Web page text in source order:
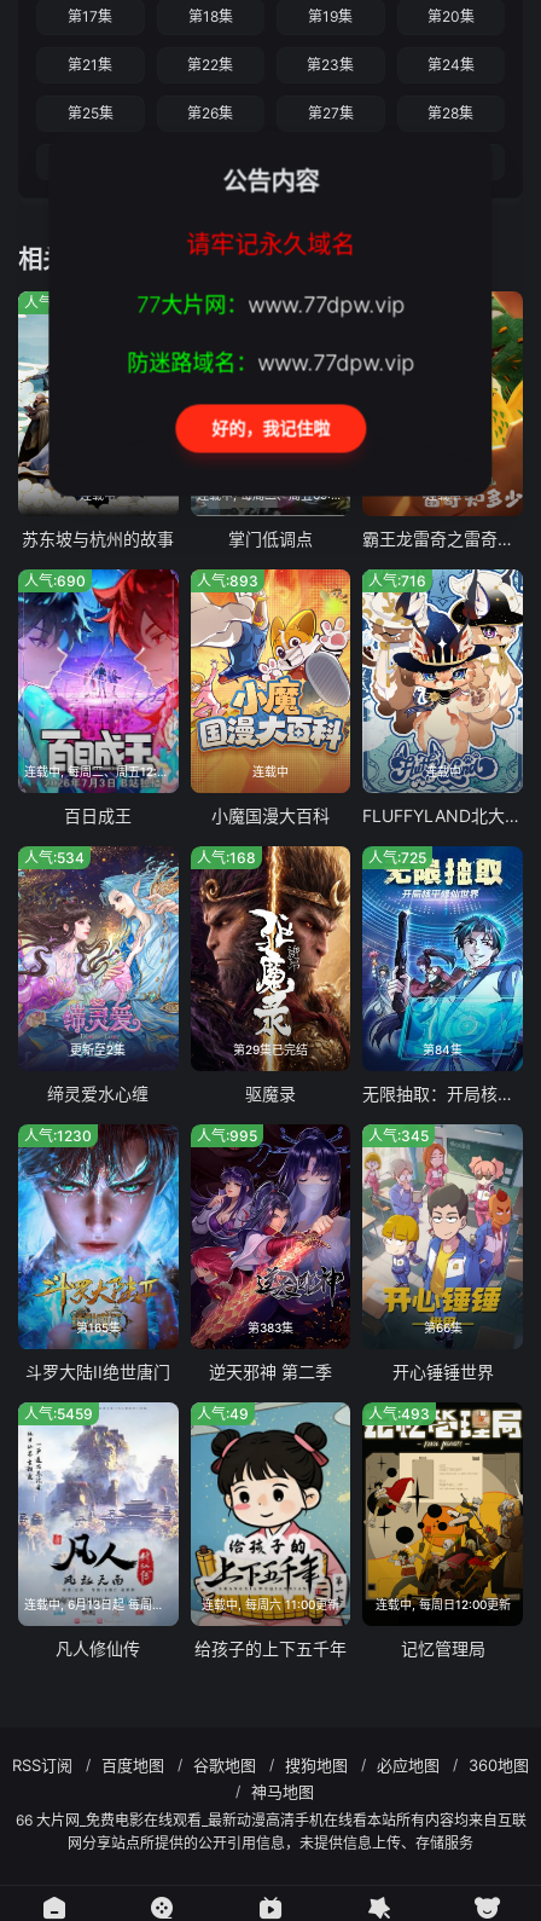
第17集 第18集 第19集 第20集
第21集 第22集 第23集 第24集
第25集 第26集 第27集 第28集
相关推荐
连载中
人气:238
苏东坡与杭州的故事
连载中, 每周二、周五09:00更新
人气:666
掌门低调点
连载中
人气:374
霸王龙雷奇之雷奇知多少
连载中, 每周二、周五12:00更新
人气:690
百日成王
连载中
人气:893
小魔国漫大百科
连载中
人气:716
FLUFFYLAND北大陆篇动态漫
更新至2集
人气:534
缔灵爱水心缠
第29集已完结
人气:168
驱魔录
第84集
人气:725
无限抽取：开局核平修仙世界
第165集
人气:1230
斗罗大陆II绝世唐门
第383集
人气:995
逆天邪神 第二季
第66集
人气:345
开心锤锤世界
连载中, 6月13日起 每周六11:00
人气:5459
凡人修仙传
连载中, 每周六 11:00更新
人气:49
给孩子的上下五千年
连载中, 每周日12:00更新
人气:493
记忆管理局
RSS订阅 百度地图 谷歌地图 搜狗地图 必应地图
360地图
神马地图
66 大片网_免费电影在线观看_最新动漫高清手机在线看本站所有内容均来自互联
网分享站点所提供的公开引用信息，未提供信息上传、存储服务
公告内容
请牢记永久域名
77大片网： www.77dpw.vip
防迷路域名： www.77dpw.vip
好的，我记住啦